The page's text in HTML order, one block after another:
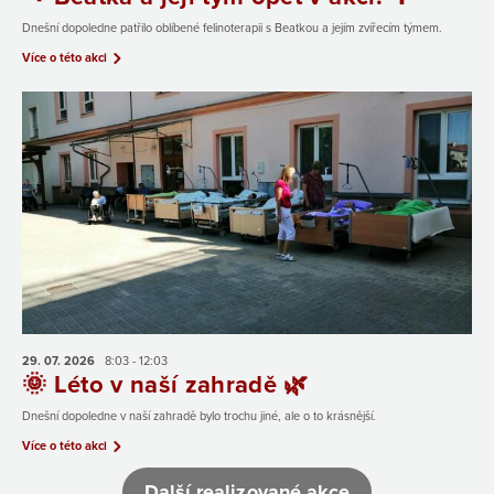
Dnešní dopoledne patřilo oblíbené felinoterapii s Beatkou a jejím zvířecím týmem.
Více o této akci
29. 07. 2026 8:03 - 12:03
🌞 Léto v naší zahradě 🌿
Dnešní dopoledne v naší zahradě bylo trochu jiné, ale o to krásnější.
Více o této akci